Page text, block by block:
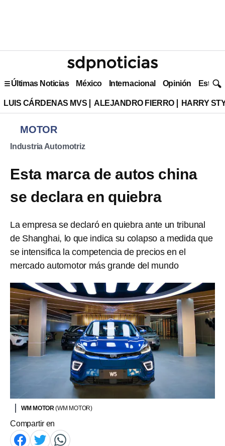
Últimas Noticias México Internacional Opinión Estilo
LUIS CÁRDENAS MVS ALEJANDRO FIERRO HARRY
MOTOR
Industria Automotriz
Esta marca de autos china
se declara en quiebra
La empresa se declaró en quiebra ante un tribunal
de Shanghai, lo que indica su colapso a medida que
se intensifica la competencia de precios en el
mercado automotor más grande del mundo
WM MOTOR(WM MOTOR)
Compartir en